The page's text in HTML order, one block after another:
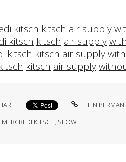
kitsch kitsch air supply
kitsch kitsch air supply
kitsch kitsch air supply
kitsch air supply
LIEN
MERCREDI KITSCH, SLOW